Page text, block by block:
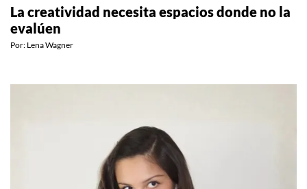
La creatividad necesita espacios donde no la
evalúen
Por: Lena Wagner